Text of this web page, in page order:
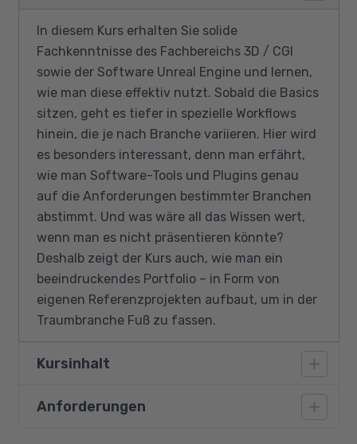
In diesem Kurs erhalten Sie solide
Fachkenntnisse des Fachbereichs 3D / CGI
sowie der Software Unreal Engine und lernen,
wie man diese effektiv nutzt. Sobald die Basics
sitzen, geht es tiefer in spezielle Workflows
hinein, die je nach Branche variieren. Hier wird
es besonders interessant, denn man erfährt,
wie man Software-Tools und Plugins genau
auf die Anforderungen bestimmter Branchen
abstimmt. Und was wäre all das Wissen wert,
wenn man es nicht präsentieren könnte?
Deshalb zeigt der Kurs auch, wie man ein
beeindruckendes Portfolio – in Form von
eigenen Referenzprojekten aufbaut, um in der
Traumbranche Fuß zu fassen.
Kursinhalt
Basiskurse
Anforderungen